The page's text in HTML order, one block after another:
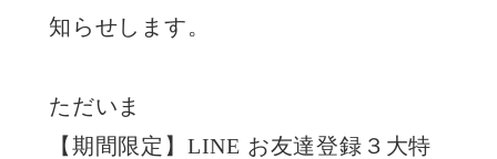
知らせします。
ただいま
【期間限定】LINE お友達登録３大特